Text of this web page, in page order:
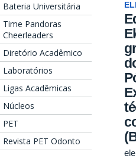
Bateria Universitária
Time Pandoras
Cheerleaders
Diretório Acadêmico
Laboratórios
Ligas Acadêmicas
Núcleos
PET
Revista PET Odonto